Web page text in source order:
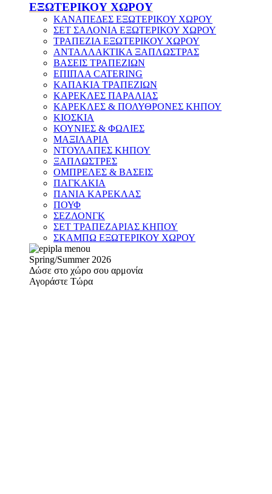
ΕΞΩΤΕΡΙΚΟΥ ΧΩΡΟΥ
ΚΑΝΑΠΕΔΕΣ ΕΞΩΤΕΡΙΚΟΥ ΧΩΡΟΥ
ΣΕΤ ΣΑΛΟΝΙΑ ΕΞΩΤΕΡΙΚΟΥ ΧΩΡΟΥ
ΤΡΑΠΕΖΙΑ ΕΞΩΤΕΡΙΚΟΥ ΧΩΡΟΥ
ΑΝΤΑΛΛΑΚΤΙΚΑ ΞΑΠΛΩΣΤΡΑΣ
ΒΑΣΕΙΣ ΤΡΑΠΕΖΙΩΝ
ΕΠΙΠΛΑ CATERING
ΚΑΠΑΚΙΑ ΤΡΑΠΕΖΙΩΝ
ΚΑΡΕΚΛΕΣ ΠΑΡΑΛΙΑΣ
ΚΑΡΕΚΛΕΣ & ΠΟΛΥΘΡΟΝΕΣ ΚΗΠΟΥ
ΚΙΟΣΚΙΑ
ΚΟΥΝΙΕΣ & ΦΩΛΙΕΣ
ΜΑΞΙΛΑΡΙΑ
ΝΤΟΥΛΑΠΕΣ ΚΗΠΟΥ
ΞΑΠΛΩΣΤΡΕΣ
ΟΜΠΡΕΛΕΣ & ΒΑΣΕΙΣ
ΠΑΓΚΑΚΙΑ
ΠΑΝΙΑ ΚΑΡΕΚΛΑΣ
ΠΟΥΦ
ΣΕΖΛΟΝΓΚ
ΣΕΤ ΤΡΑΠΕΖΑΡΙΑΣ ΚΗΠΟΥ
ΣΚΑΜΠΩ ΕΞΩΤΕΡΙΚΟΥ ΧΩΡΟΥ
Spring/Summer 2026
Δώσε στο χώρο σου αρμονία
Αγοράστε Τώρα